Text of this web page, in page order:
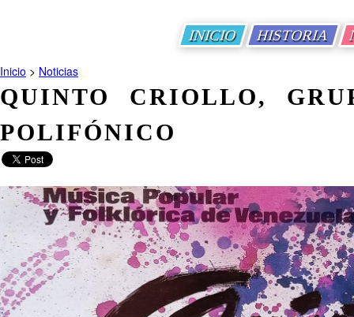
INICIO HISTORIA
Inicio > Noticias
QUINTO CRIOLLO,
POLIFÓNICO